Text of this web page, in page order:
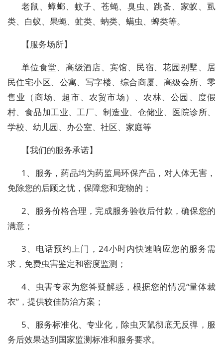
老鼠、蟑螂、蚊子、苍蝇、臭虫、跳蚤、家蚁、虱
类、白蚁、果蝇、虻类、蚋类、螨虫、蜱类等。
【服务场所】
单位食堂、高级酒店、宾馆、民宿、花园别墅、居
民住宅小区、公寓、写字楼、综合商厦、高级会所、零
售业（商场、超市、农贸市场）、农林、公园、度假
村、食品加工业、工厂、制造业、仓储业、医院诊所、
学校、幼儿园、办公室、社区、家庭等
【我们的服务承诺】
1、服务，药品均为药监局环保产品，对人体无害，
免除您的后顾之忧，保障您和宠物的；
2、服务价格合理，完成服务验收后付款，确保您的
满意；
3、电话预约上门，24小时内快速响应您的服务需
求，免费虫害鉴定和密度监测；
4、虫害专家为您答疑解惑，根据您的情况“量体裁
衣”，提供较佳防治方案；
5、服务标准化、专业化，除虫灭鼠彻底无反弹，服
务后效果达到国家监测标准和服务要求。